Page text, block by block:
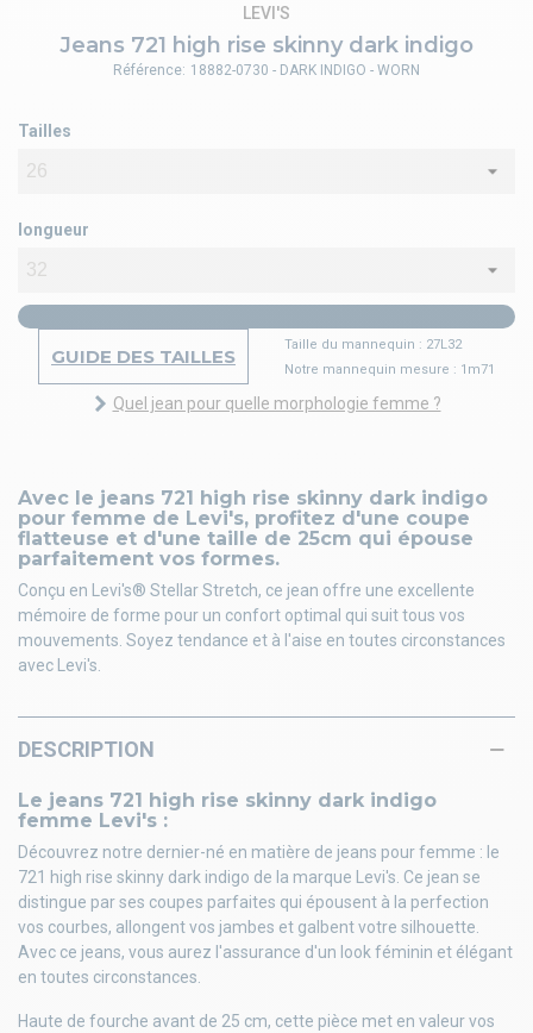
Jeans 721 high rise skinny dark indigo
LEVI'S
Avec le jeans 721 high rise skinny dark indigo
pour femme de Levi's, profitez d'une coupe
flatteuse et d'une taille de 25cm qui épouse
parfaitement vos formes.
Conçu en Levi's® Stellar Stretch, ce jean offre une excellente
mémoire de forme pour un confort optimal qui suit tous vos
mouvements. Soyez tendance et à l'aise en toutes circonstances
avec Levi's.
Tailles
longueur
GUIDE DES TAILLES
Taille du mannequin : 27L32
Notre mannequin mesure : 1m71
Quel jean pour quelle morphologie femme ?
Référence: 18882-0730 - DARK INDIGO - WORN
DESCRIPTION
Le jeans 721 high rise skinny dark indigo
femme Levi's :
Découvrez notre dernier-né en matière de jeans pour femme : le
721 high rise skinny dark indigo de la marque Levi's. Ce jean se
distingue par ses coupes parfaites qui épousent à la perfection
vos courbes, allongent vos jambes et galbent votre silhouette.
Avec ce jeans, vous aurez l'assurance d'un look féminin et élégant
en toutes circonstances.
Haute de fourche avant de 25 cm, cette pièce met en valeur vos